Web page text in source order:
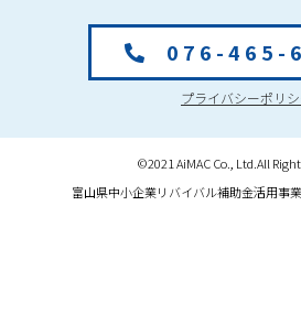
0 7 6 - 4 6 5 -
プライバシーポリ
©2021 AiMAC Co., Ltd.All
富山県中小企業リバイバル補助金活用事